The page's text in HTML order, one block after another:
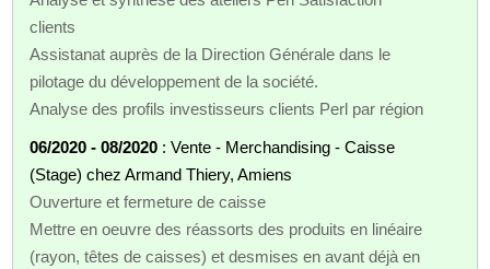
clients
Assistanat auprès de la Direction Générale dans le
pilotage du développement de la société.
Analyse des profils investisseurs clients Perl par région
06/2020 - 08/2020 : Vente - Merchandising - Caisse
(Stage) chez Armand Thiery, Amiens
Ouverture et fermeture de caisse
Mettre en oeuvre des réassorts des produits en linéaire
(rayon, têtes de caisses) et desmises en avant déjà en